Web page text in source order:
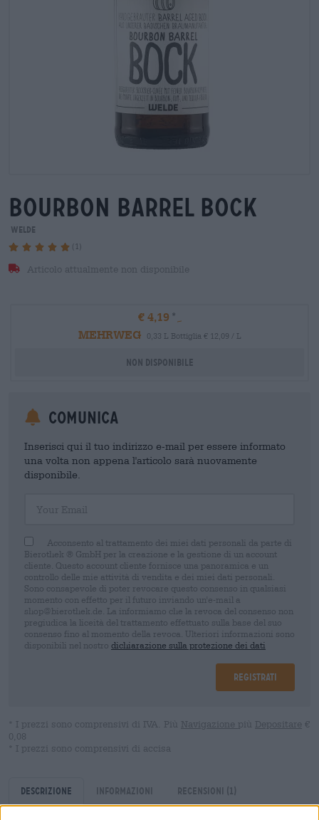
bourbon barrel bock
Welde
(1)
Articolo attualmente non disponibile
€ 4,19
MEHRWEG
0,33 L Bottiglia € 12,09 / L
Non disponibile
Comunica
Inserisci qui il tuo indirizzo e-mail per essere informato
una volta non appena l'articolo sarà nuovamente
disponibile.
Acconsento al trattamento dei miei dati personali da parte di
Bierothek ® GmbH per la creazione e la gestione di un account
cliente. Questo account cliente fornisce una panoramica e un
controllo delle mie attività di vendita e dei miei dati personali.
Sono consapevole di poter revocare questo consenso in qualsiasi
momento con effetto per il futuro inviando un'e-mail a
shop@bierothek.de. La informiamo che la revoca del consenso non
pregiudica la liceità del trattamento effettuato sulla base del suo
consenso fino al momento della revoca. Ulteriori informazioni sono
disponibili nel nostro dichiarazione sulla protezione dei dati
Registrati
* I prezzi sono comprensivi di IVA. Più Navigazione più Depositare €
0,08
* I prezzi sono comprensivi di accisa
Descrizione Informazioni Recensioni (1)